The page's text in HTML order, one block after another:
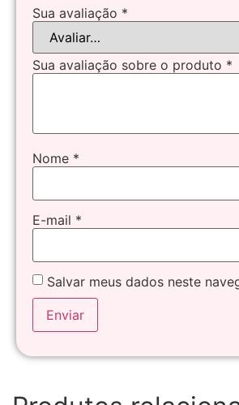
Sua avaliação *
Sua avaliação sobre o produto *
Nome *
E-mail *
Salvar meus dados neste